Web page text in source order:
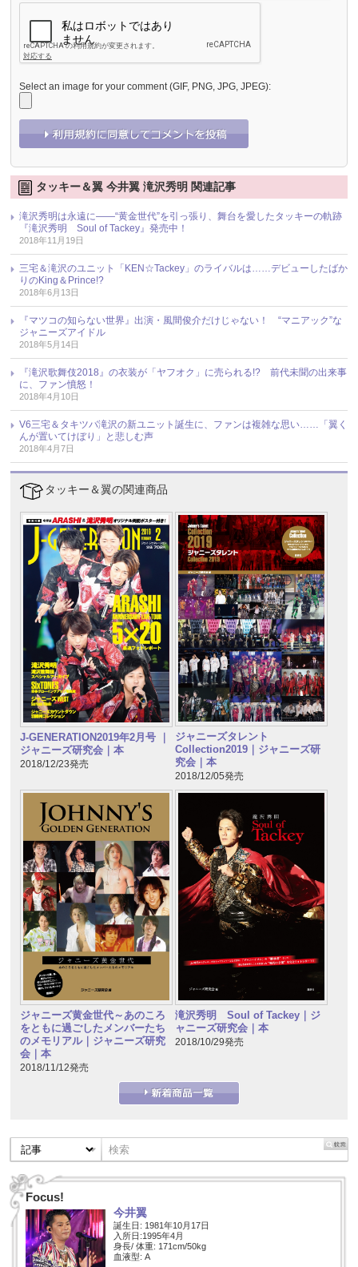
Select an image for your comment (GIF, PNG, JPG, JPEG):
タッキー＆翼 今井翼 滝沢秀明 関連記事
滝沢秀明は永遠に――“黄金世代”を引っ張り、舞台を愛したタッキーの軌跡
『滝沢秀明 Soul of Tackey』発売中！
2018年11月19日
三宅＆滝沢のユニット「KEN☆Tackey」のライバルは……デビューしたばか
りのKing＆Prince!?
2018年6月13日
『マツコの知らない世界』出演・風間俊介だけじゃない！ “マニアック”な
ジャニーズアイドル
2018年5月14日
『滝沢歌舞伎2018』の衣装が「ヤフオク」に売られる!? 前代未聞の出来事
に、ファン憤怒！
2018年4月10日
V6三宅＆タキツバ滝沢の新ユニット誕生に、ファンは複雑な思い……「翼く
んが置いてけぼり」と悲しむ声
2018年4月7日
タッキー＆翼の関連商品
J-GENERATION2019年2月号 ｜
ジャニーズ研究会｜本
2018/12/23発売
ジャニーズタレント
Collection2019｜ジャニーズ研
究会｜本
2018/12/05発売
ジャニーズ黄金世代～あのころ
をともに過ごしたメンバーたち
のメモリアル｜ジャニーズ研究
会｜本
2018/11/12発売
滝沢秀明 Soul of Tackey｜ジ
ャニーズ研究会｜本
2018/10/29発売
Focus!
今井翼
誕生日: 1981年10月17日
入所日:1995年4月
身長/ 体重: 171cm/50kg
血液型: A